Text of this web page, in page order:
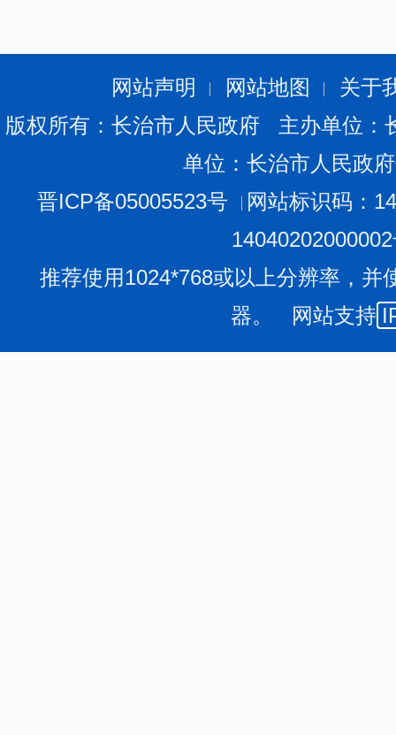
网站声明 网站地图
关于
版权所有：长治市人民政府 主办单位
单位：长治市人民政
晋ICP备05005523号
网站标识码：
推荐使用1024*768或以上分辨率，并
器。 网站支持